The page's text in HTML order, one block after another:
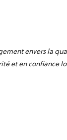
envers la
et en confiance